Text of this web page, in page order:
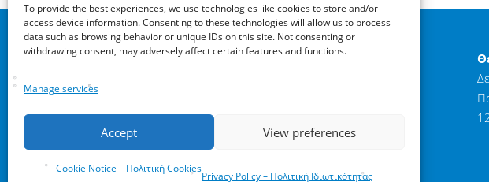
To provide the best experiences, we use technologies like cookies to store and/or
access device information. Consenting to these technologies will allow us to process
data such as browsing behavior or unique IDs on this site. Not consenting or
withdrawing consent, may adversely affect certain features and functions.
Manage services
Accept View preferences
Cookie Notice – Πολιτική Cookies
Privacy Policy – Πολιτική Ιδιωτικότητας
Global Prep
GMAT - GRE -
Διεύθυνση: